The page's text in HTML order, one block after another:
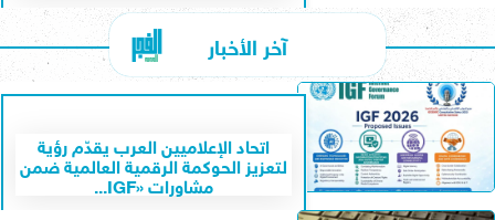
آخر الأخبار
اتحاد الإعلاميين العرب يقدّم رؤية
لتعزيز الحوكمة الرقمية العالمية ضمن
مشاورات «IGF...